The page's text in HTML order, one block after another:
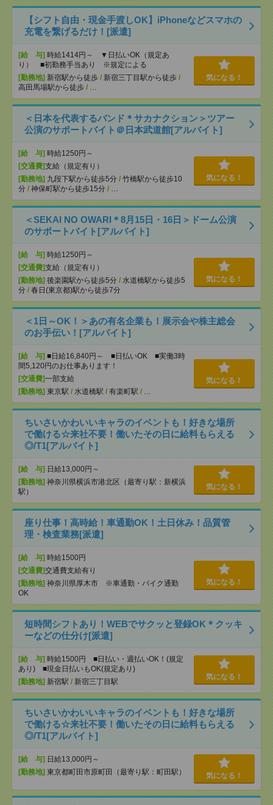
【シフト自由・現金手渡しOK】iPhoneなどスマホの
充電を繋げるだけ！[派遣]
[給 与] 時給1414円～ ▼日払いOK（規定あ
り） ■初勤務手当あり ※規定による
[勤務地] 新宿駅から徒歩 / 新宿三丁目駅から徒歩 /
高田馬場駅から徒歩 / …
気になる！
＜日本を代表するバンド＊サカナクション＞ツアー
公演のサポートバイト＠日本武道館[アルバイト]
[給 与] 時給1250円～
[交通費]支給（規定有り）
[勤務地] 九段下駅から徒歩5分 / 竹橋駅から徒歩10
分 / 神保町駅から徒歩15分 / …
気になる！
＜SEKAI NO OWARI＊8月15日・16日＞ドーム公演
のサポートバイト[アルバイト]
[給 与] 時給1250円～
[交通費]支給（規定有り）
[勤務地] 後楽園駅から徒歩5分 / 水道橋駅から徒歩5
分 / 春日(東京都)駅から徒歩7分
気になる！
＜1日～OK！＞あの有名企業も！展示会や株主総会
のお手伝い！[アルバイト]
[給 与] ■日給16,840円～ ■日払いOK ■実働3時
間5,120円のお仕事あります！
[交通費]一部支給
[勤務地] 東京駅 / 水道橋駅 / 有楽町駅 / …
気になる！
ちいさいかわいいキャラのイベントも！好きな場所
で働ける☆来社不要！働いたその日に給料もらえる
◎/T1[アルバイト]
[給 与] 日給13,000円～
[勤務地] 神奈川県横浜市港北区（最寄り駅：新横浜
駅）
気になる！
座り仕事！高時給！車通勤OK！土日休み！品質管
理・検査業務[派遣]
[給 与] 時給1500円
[交通費]交通費支給有り
[勤務地] 神奈川県厚木市 ※車通勤・バイク通勤
OK
気になる！
短時間シフトあり！WEBでサクッと登録OK＊クッキ
ーなどの仕分け[派遣]
[給 与] 時給1500円 ■日払い・週払いOK！(規定
あり) ■現金日払いもOK(規定あり)
[勤務地] 新宿駅 / 新宿三丁目駅
気になる！
ちいさいかわいいキャラのイベントも！好きな場所
で働ける☆来社不要！働いたその日に給料もらえる
◎/T1[アルバイト]
[給 与] 日給13,000円～
[勤務地] 東京都町田市原町田（最寄り駅：町田駅） 気になる！